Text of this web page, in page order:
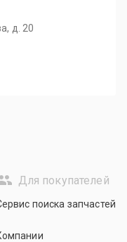
д. 20
Для покупателей
поиска запчастей